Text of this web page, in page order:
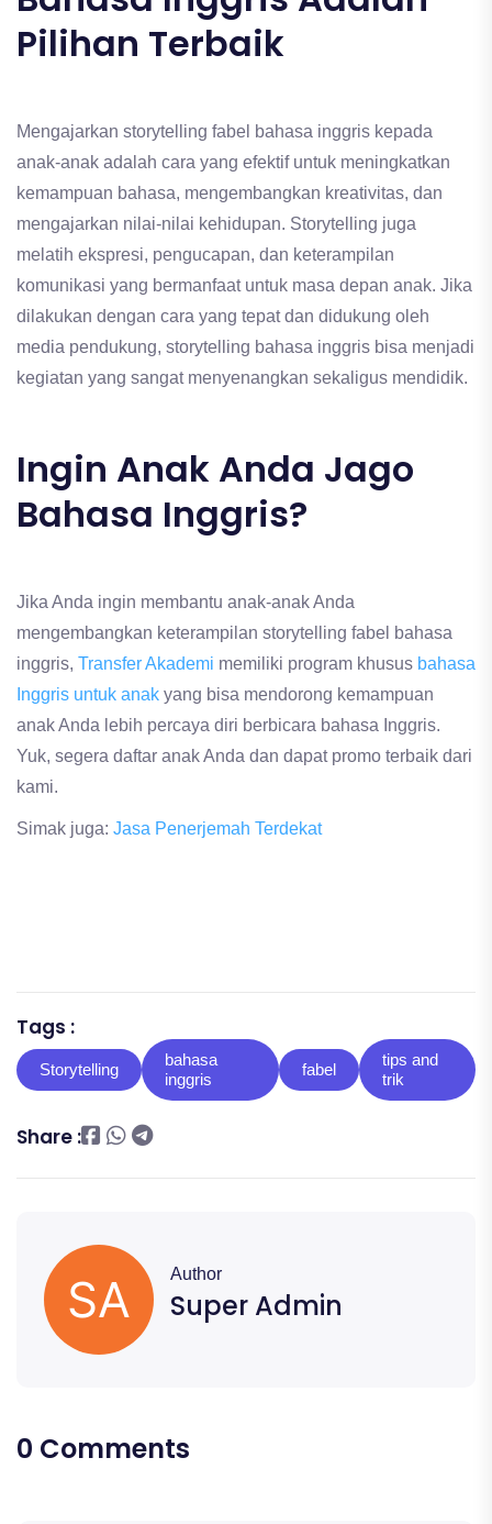
Pilihan Terbaik
Mengajarkan storytelling fabel bahasa inggris kepada
anak-anak adalah cara yang efektif untuk meningkatkan
kemampuan bahasa, mengembangkan kreativitas, dan
mengajarkan nilai-nilai kehidupan. Storytelling juga
melatih ekspresi, pengucapan, dan keterampilan
komunikasi yang bermanfaat untuk masa depan anak. Jika
dilakukan dengan cara yang tepat dan didukung oleh
media pendukung, storytelling bahasa inggris bisa menjadi
kegiatan yang sangat menyenangkan sekaligus mendidik.
Ingin Anak Anda Jago
Bahasa Inggris?
Jika Anda ingin membantu anak-anak Anda
mengembangkan keterampilan storytelling fabel bahasa
inggris, Transfer Akademi memiliki program khusus bahasa
Inggris untuk anak yang bisa mendorong kemampuan
anak Anda lebih percaya diri berbicara bahasa Inggris.
Yuk, segera daftar anak Anda dan dapat promo terbaik dari
kami.
Simak juga: Jasa Penerjemah Terdekat
Tags :
Storytelling
bahasa
inggris
fabel
tips and
trik
Share :
Author
Super Admin
0 Comments